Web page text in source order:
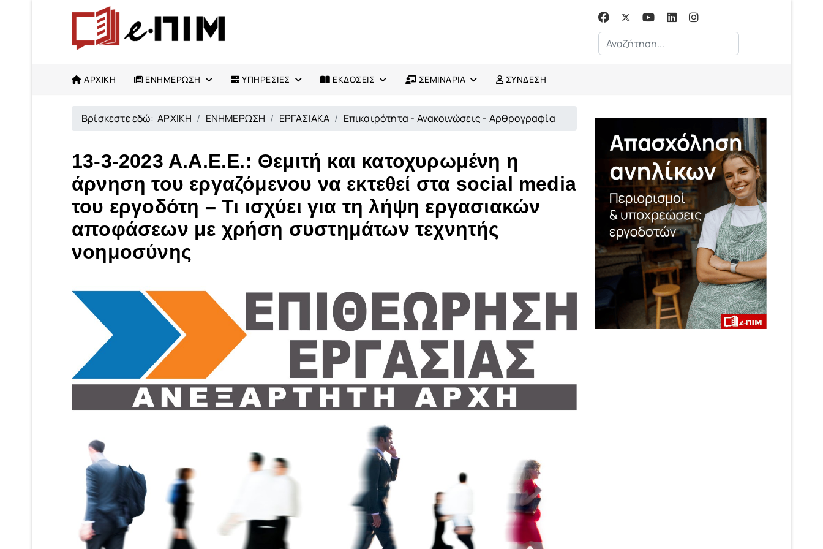
Αναζήτηση...
ΑΡΧΙΚΗ ΕΝΗΜΕΡΩΣΗ ΥΠΗΡΕΣΙΕΣ ΕΚΔΟΣΕΙΣ ΣΕΜΙΝΑΡΙΑ ΣΥΝΔΕΣΗ
Βρίσκεστε εδώ:ΑΡΧΙΚΗ ΕΝΗΜΕΡΩΣΗ ΕΡΓΑΣΙΑΚΑ Επικαιρότητα - Ανακοινώσεις - Αρθρογραφία
13-3-2023 Α.Α.Ε.Ε.: Θεμιτή και κατοχυρωμένη η
άρνηση του εργαζόμενου να εκτεθεί στα social media
του εργοδότη – Τι ισχύει για τη λήψη εργασιακών
αποφάσεων με χρήση συστημάτων τεχνητής
νοημοσύνης